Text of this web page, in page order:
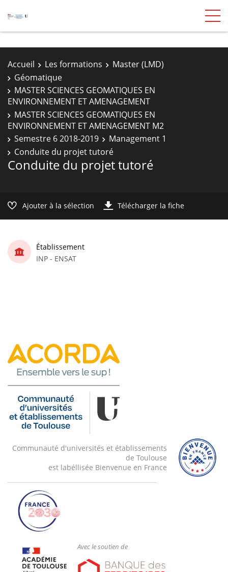
Accueil Les formations
Master (LMD)
Géomatique
MASTER SCIENCES GEOMATIQUES EN
ENVIRONNEMENT ET AMENAGEMENT
MASTER SCIENCES GEOMATIQUES EN
ENVIRONNEMENT ET AMENAGEMENT M2
Semestre 6 2018-2019
Management 1
Conduite du projet tutoré
Conduite du projet tutoré
Ajouter à la sélection Télécharger la fiche
Établissement
INP - ENSAT
Communauté d'universités et établissements
de Toulouse
est labéllisée Bienvenue en France
Avec le soutien de